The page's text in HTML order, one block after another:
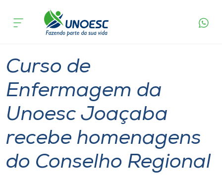
Cursos
Pesquisa
Atendimento ao Estudante
Portal de Ensino
acontece
Curso de
Enfermagem da
Unoesc Joaçaba
recebe homenagens
do Conselho Regional